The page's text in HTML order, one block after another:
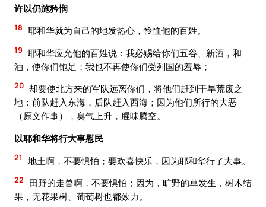
许以仍施矜悯
18 耶和华就为自己的地发热心，怜恤他的百姓。
19 耶和华应允他的百姓说：我必赐给你们五谷、新酒，和
油，使你们饱足；我也不再使你们受列国的羞辱；
20 却要使北方来的军队远离你们，将他们赶到干旱荒废之
地：前队赶入东海，后队赶入西海；因为他们所行的大恶
（原文作事），臭气上升，腥味腾空。
以耶和华将行大事慰民
21 地土啊，不要惧怕；要欢喜快乐，因为耶和华行了大事。
22
田野的走兽啊，不要惧怕；因为，旷野的草发生，树木结
果，无花果树、葡萄树也都效力。